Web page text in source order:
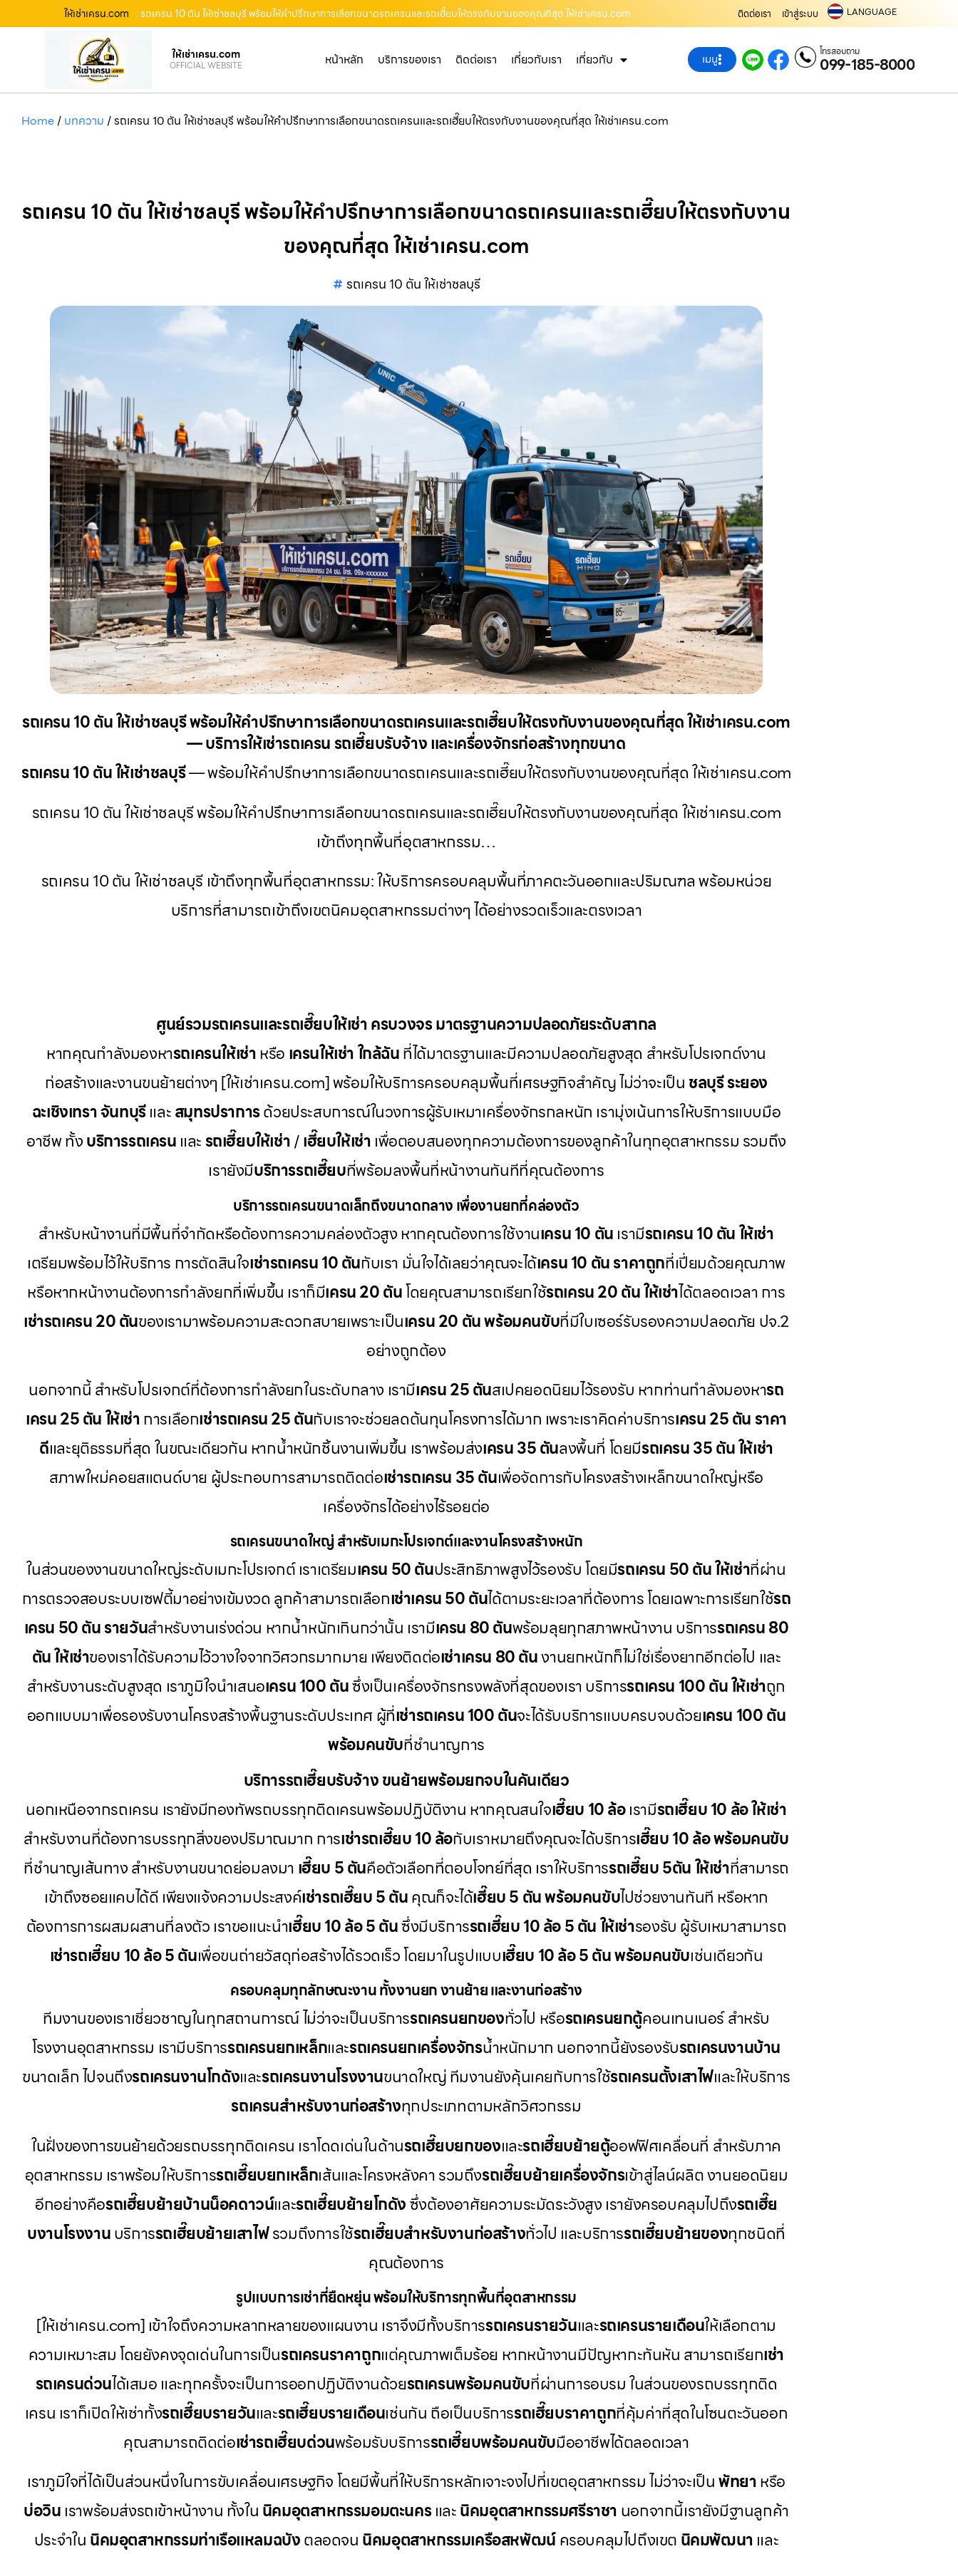
ให้เช่าเครน.com : รถเครน 10 ตัน ให้เช่าชลบุรี พร้อมให้คำปรึกษาการเลือกขนาดรถเครนและรถเฮี๊ยบให้ตรงกับงานของคุณที่สุด ให้เช่าเครน.com ติดต่อเรา เข้าสู่ระบบ LANGUAGE
ให้เช่าเครน.com
OFFICIAL WEBSITE หน้าหลัก บริการของเรา ติดต่อเรา เกี่ยวกับเรา เกี่ยวกับ เมนู โทรสอบถาม
099-185-8000
Home/ บทความ /รถเครน 10 ตัน ให้เช่าชลบุรี พร้อมให้คำปรึกษาการเลือกขนาดรถเครนและรถเฮี๊ยบให้ตรงกับงานของคุณที่สุด ให้เช่าเครน.com
รถเครน 10 ตัน ให้เช่าชลบุรี พร้อมให้คำปรึกษาการเลือกขนาดรถเครนและรถเฮี๊ยบให้ตรงกับงาน
ของคุณที่สุด ให้เช่าเครน.com
รถเครน 10 ตัน ให้เช่าชลบุรี
รถเครน 10 ตัน ให้เช่าชลบุรี พร้อมให้คำปรึกษาการเลือกขนาดรถเครนและรถเฮี๊ยบให้ตรงกับงานของคุณที่สุด ให้เช่าเครน.com
— บริการให้เช่ารถเครน รถเฮี๊ยบรับจ้าง และเครื่องจักรก่อสร้างทุกขนาด
รถเครน 10 ตัน ให้เช่าชลบุรี— พร้อมให้คำปรึกษาการเลือกขนาดรถเครนและรถเฮี๊ยบให้ตรงกับงานของคุณที่สุด ให้เช่าเครน.com
รถเครน 10 ตัน ให้เช่าชลบุรี พร้อมให้คำปรึกษาการเลือกขนาดรถเครนและรถเฮี๊ยบให้ตรงกับงานของคุณที่สุด ให้เช่าเครน.com
เข้าถึงทุกพื้นที่อุตสาหกรรม…
รถเครน 10 ตัน ให้เช่าชลบุรี เข้าถึงทุกพื้นที่อุตสาหกรรม: ให้บริการครอบคลุมพื้นที่ภาคตะวันออกและปริมณฑล พร้อมหน่วย
บริการที่สามารถเข้าถึงเขตนิคมอุตสาหกรรมต่างๆ ได้อย่างรวดเร็วและตรงเวลา
ศูนย์รวมรถเครนและรถเฮี๊ยบให้เช่า ครบวงจร มาตรฐานความปลอดภัยระดับสากล
หากคุณกำลังมองหารถเครนให้เช่าหรือ เครนให้เช่าใกล้ฉันที่ได้มาตรฐานและมีความปลอดภัยสูงสุด สำหรับโปรเจกต์งาน
ก่อสร้างและงานขนย้ายต่างๆ [ให้เช่าเครน.com] พร้อมให้บริการครอบคลุมพื้นที่เศรษฐกิจสำคัญ ไม่ว่าจะเป็น ชลบุรี ระยอง
ฉะเชิงเทรา จันทบุรีและสมุทรปราการด้วยประสบการณ์ในวงการผู้รับเหมาเครื่องจักรกลหนัก เรามุ่งเน้นการให้บริการแบบมือ
อาชีพ ทั้งบริการรถเครน และรถเฮี๊ยบให้เช่า/เฮี๊ยบให้เช่า เพื่อตอบสนองทุกความต้องการของลูกค้าในทุกอุตสาหกรรม รวมถึง
เรายังมีบริการรถเฮี๊ยบที่พร้อมลงพื้นที่หน้างานทันทีที่คุณต้องการ
บริการรถเครนขนาดเล็กถึงขนาดกลาง เพื่องานยกที่คล่องตัว
สำหรับหน้างานที่มีพื้นที่จำกัดหรือต้องการความคล่องตัวสูง หากคุณต้องการใช้งานเครน 10 ตัน เรามีรถเครน 10 ตัน ให้เช่า
เตรียมพร้อมไว้ให้บริการ การตัดสินใจเช่ารถเครน 10 ตันกับเรา มั่นใจได้เลยว่าคุณจะได้เครน 10 ตัน ราคาถูกที่เปี่ยมด้วยคุณภาพ
หรือหากหน้างานต้องการกำลังยกที่เพิ่มขึ้น เราก็มีเครน 20 ตันโดยคุณสามารถเรียกใช้รถเครน 20 ตัน ให้เช่าได้ตลอดเวลา การ
เช่ารถเครน 20 ตันของเรามาพร้อมความสะดวกสบายเพราะเป็นเครน 20 ตัน พร้อมคนขับที่มีใบเซอร์รับรองความปลอดภัย ปจ.2
อย่างถูกต้อง
นอกจากนี้ สำหรับโปรเจกต์ที่ต้องการกำลังยกในระดับกลาง เรามีเครน 25 ตันสเปคยอดนิยมไว้รองรับ หากท่านกำลังมองหารถ
เครน 25 ตัน ให้เช่าการเลือกเช่ารถเครน 25 ตันกับเราจะช่วยลดต้นทุนโครงการได้มาก เพราะเราคิดค่าบริการเครน 25 ตัน ราคา
ดีและยุติธรรมที่สุด ในขณะเดียวกัน หากน้ำหนักชิ้นงานเพิ่มขึ้น เราพร้อมส่งเครน 35 ตันลงพื้นที่ โดยมีรถเครน 35 ตัน ให้เช่า
สภาพใหม่คอยสแตนด์บาย ผู้ประกอบการสามารถติดต่อเช่ารถเครน 35 ตันเพื่อจัดการกับโครงสร้างเหล็กขนาดใหญ่หรือ
เครื่องจักรได้อย่างไร้รอยต่อ
รถเครนขนาดใหญ่ สำหรับเมกะโปรเจกต์และงานโครงสร้างหนัก
ในส่วนของงานขนาดใหญ่ระดับเมกะโปรเจกต์ เราเตรียมเครน 50 ตันประสิทธิภาพสูงไว้รองรับ โดยมีรถเครน 50 ตัน ให้เช่าที่ผ่าน
การตรวจสอบระบบเซฟตี้มาอย่างเข้มงวด ลูกค้าสามารถเลือกเช่าเครน 50 ตันได้ตามระยะเวลาที่ต้องการ โดยเฉพาะการเรียกใช้รถ
เครน 50 ตัน รายวันสำหรับงานเร่งด่วน หากน้ำหนักเกินกว่านั้น เรามีเครน 80 ตันพร้อมลุยทุกสภาพหน้างาน บริการรถเครน 80
ตัน ให้เช่าของเราได้รับความไว้วางใจจากวิศวกรมากมาย เพียงติดต่อเช่าเครน 80 ตันงานยกหนักก็ไม่ใช่เรื่องยากอีกต่อไป และ
สำหรับงานระดับสูงสุด เราภูมิใจนำเสนอเครน 100 ตันซึ่งเป็นเครื่องจักรทรงพลังที่สุดของเรา บริการรถเครน 100 ตัน ให้เช่าถูก
ออกแบบมาเพื่อรองรับงานโครงสร้างพื้นฐานระดับประเทศ ผู้ที่เช่ารถเครน 100 ตันจะได้รับบริการแบบครบจบด้วยเครน 100 ตัน
พร้อมคนขับที่ชำนาญการ
บริการรถเฮี๊ยบรับจ้าง ขนย้ายพร้อมยกจบในคันเดียว
นอกเหนือจากรถเครน เรายังมีกองทัพรถบรรทุกติดเครนพร้อมปฏิบัติงาน หากคุณสนใจเฮี๊ยบ 10 ล้อเรามีรถเฮี๊ยบ 10 ล้อ ให้เช่า
สำหรับงานที่ต้องการบรรทุกสิ่งของปริมาณมาก การเช่ารถเฮี๊ยบ 10 ล้อกับเราหมายถึงคุณจะได้บริการเฮี๊ยบ 10 ล้อ พร้อมคนขับ
ที่ชำนาญเส้นทาง สำหรับงานขนาดย่อมลงมา เฮี๊ยบ 5 ตันคือตัวเลือกที่ตอบโจทย์ที่สุด เราให้บริการรถเฮี๊ยบ 5ตัน ให้เช่าที่สามารถ
เข้าถึงซอยแคบได้ดี เพียงแจ้งความประสงค์เช่ารถเฮี๊ยบ 5 ตันคุณก็จะได้เฮี๊ยบ 5 ตัน พร้อมคนขับไปช่วยงานทันที หรือหาก
ต้องการการผสมผสานที่ลงตัว เราขอแนะนำเฮี๊ยบ 10 ล้อ 5 ตันซึ่งมีบริการรถเฮี๊ยบ 10 ล้อ 5 ตัน ให้เช่ารองรับ ผู้รับเหมาสามารถ
เช่ารถเฮี๊ยบ 10 ล้อ 5 ตันเพื่อขนถ่ายวัสดุก่อสร้างได้รวดเร็ว โดยมาในรูปแบบเฮี๊ยบ 10 ล้อ 5 ตัน พร้อมคนขับเช่นเดียวกัน
ครอบคลุมทุกลักษณะงาน ทั้งงานยก งานย้าย และงานก่อสร้าง
ทีมงานของเราเชี่ยวชาญในทุกสถานการณ์ ไม่ว่าจะเป็นบริการรถเครนยกของทั่วไป หรือรถเครนยกตู้คอนเทนเนอร์ สำหรับ
โรงงานอุตสาหกรรม เรามีบริการรถเครนยกเหล็กและรถเครนยกเครื่องจักรน้ำหนักมาก นอกจากนี้ยังรองรับรถเครนงานบ้าน
ขนาดเล็ก ไปจนถึงรถเครนงานโกดังและรถเครนงานโรงงานขนาดใหญ่ ทีมงานยังคุ้นเคยกับการใช้รถเครนตั้งเสาไฟและให้บริการ
รถเครนสำหรับงานก่อสร้างทุกประเภทตามหลักวิศวกรรม
ในฝั่งของการขนย้ายด้วยรถบรรทุกติดเครน เราโดดเด่นในด้านรถเฮี๊ยบยกของและรถเฮี๊ยบย้ายตู้ออฟฟิศเคลื่อนที่ สำหรับภาค
อุตสาหกรรม เราพร้อมให้บริการรถเฮี๊ยบยกเหล็กเส้นและโครงหลังคา รวมถึงรถเฮี๊ยบย้ายเครื่องจักรเข้าสู่ไลน์ผลิต งานยอดนิยม
อีกอย่างคือรถเฮี๊ยบย้ายบ้านน็อคดาวน์และรถเฮี๊ยบย้ายโกดังซึ่งต้องอาศัยความระมัดระวังสูง เรายังครอบคลุมไปถึงรถเฮี๊ย
บงานโรงงานบริการรถเฮี๊ยบย้ายเสาไฟรวมถึงการใช้รถเฮี๊ยบสำหรับงานก่อสร้างทั่วไป และบริการรถเฮี๊ยบย้ายของทุกชนิดที่
คุณต้องการ
รูปแบบการเช่าที่ยืดหยุ่น พร้อมให้บริการทุกพื้นที่อุตสาหกรรม
[ให้เช่าเครน.com] เข้าใจถึงความหลากหลายของแผนงาน เราจึงมีทั้งบริการรถเครนรายวันและรถเครนรายเดือนให้เลือกตาม
ความเหมาะสม โดยยังคงจุดเด่นในการเป็นรถเครนราคาถูกแต่คุณภาพเต็มร้อย หากหน้างานมีปัญหากะทันหัน สามารถเรียกเช่า
รถเครนด่วนได้เสมอ และทุกครั้งจะเป็นการออกปฏิบัติงานด้วยรถเครนพร้อมคนขับที่ผ่านการอบรม ในส่วนของรถบรรทุกติด
เครน เราก็เปิดให้เช่าทั้งรถเฮี๊ยบรายวันและรถเฮี๊ยบรายเดือนเช่นกัน ถือเป็นบริการรถเฮี๊ยบราคาถูกที่คุ้มค่าที่สุดในโซนตะวันออก
คุณสามารถติดต่อเช่ารถเฮี๊ยบด่วนพร้อมรับบริการรถเฮี๊ยบพร้อมคนขับมืออาชีพได้ตลอดเวลา
เราภูมิใจที่ได้เป็นส่วนหนึ่งในการขับเคลื่อนเศรษฐกิจ โดยมีพื้นที่ให้บริการหลักเจาะจงไปที่เขตอุตสาหกรรม ไม่ว่าจะเป็นพัทยาหรือ
บ่อวิน เราพร้อมส่งรถเข้าหน้างาน ทั้งใน นิคมอุตสาหกรรมอมตะนครและนิคมอุตสาหกรรมศรีราชา นอกจากนี้เรายังมีฐานลูกค้า
ประจำใน นิคมอุตสาหกรรมท่าเรือแหลมฉบังตลอดจน นิคมอุตสาหกรรมเครือสหพัฒน์ครอบคลุมไปถึงเขต นิคมพัฒนา และ